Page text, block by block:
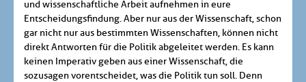
und wissenschaftliche Arbeit aufnehmen in eure
Entscheidungsfindung. Aber nur aus der Wissenschaft, schon
gar nicht nur aus bestimmten Wissenschaften, können nicht
direkt Antworten für die Politik abgeleitet werden. Es kann
keinen Imperativ geben aus einer Wissenschaft, die
sozusagen vorentscheidet, was die Politik tun soll. Denn